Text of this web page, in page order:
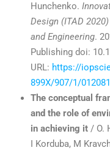
Hunchenko.
Design (ITAD
and Engineering.
Publishing doi:
URL: https://
899X/907/1/
The conceptual
and the role of
in achieving it / O.
І Korduba, М